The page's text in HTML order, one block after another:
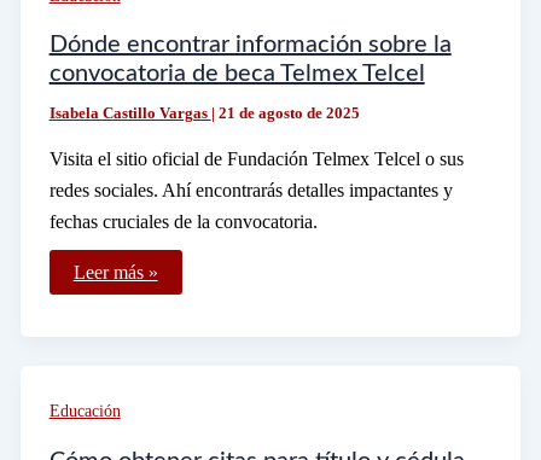
ofrece
Dónde encontrar información sobre la
convocatoria de beca Telmex Telcel
Isabela Castillo Vargas | 21 de agosto de 2025
Visita el sitio oficial de Fundación Telmex Telcel o sus
redes sociales. Ahí encontrarás detalles impactantes y
fechas cruciales de la convocatoria.
Dónde
encontrar
beca
Telmex
Leer más »
Educación